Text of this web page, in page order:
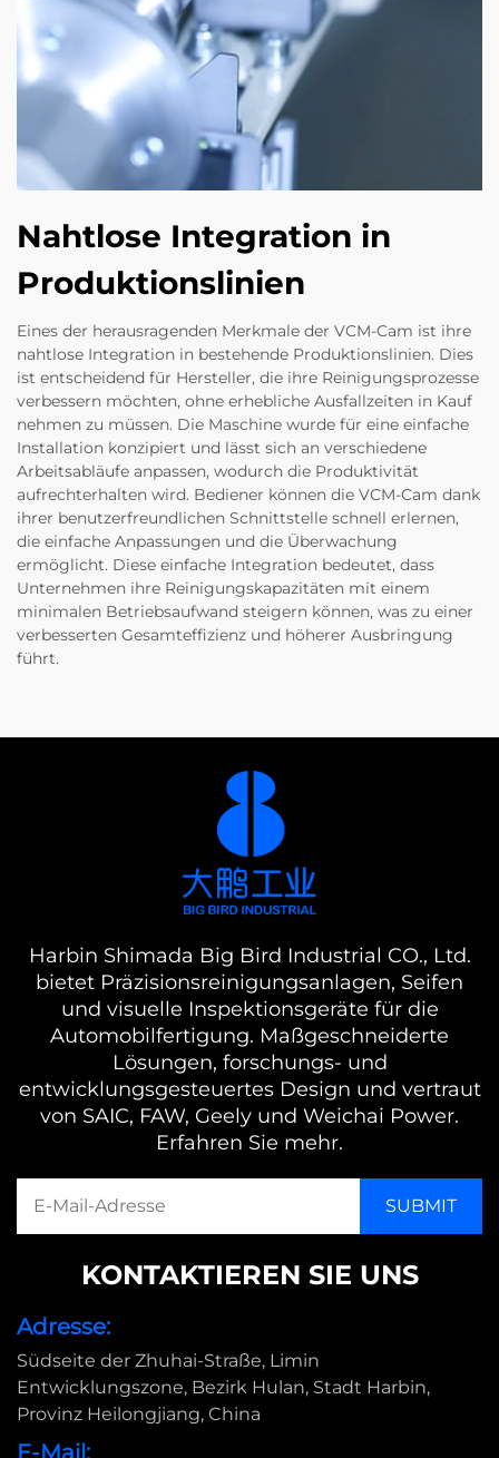
Nahtlose Integration in
Produktionslinien
Eines der herausragenden Merkmale der VCM-Cam ist ihre
nahtlose Integration in bestehende Produktionslinien. Dies
ist entscheidend für Hersteller, die ihre Reinigungsprozesse
verbessern möchten, ohne erhebliche Ausfallzeiten in Kauf
nehmen zu müssen. Die Maschine wurde für eine einfache
Installation konzipiert und lässt sich an verschiedene
Arbeitsabläufe anpassen, wodurch die Produktivität
aufrechterhalten wird. Bediener können die VCM-Cam dank
ihrer benutzerfreundlichen Schnittstelle schnell erlernen,
die einfache Anpassungen und die Überwachung
ermöglicht. Diese einfache Integration bedeutet, dass
Unternehmen ihre Reinigungskapazitäten mit einem
minimalen Betriebsaufwand steigern können, was zu einer
verbesserten Gesamteffizienz und höherer Ausbringung
führt.
Harbin Shimada Big Bird Industrial CO., Ltd.
bietet Präzisionsreinigungsanlagen, Seifen
und visuelle Inspektionsgeräte für die
Automobilfertigung. Maßgeschneiderte
Lösungen, forschungs- und
entwicklungsgesteuertes Design und vertraut
von SAIC, FAW, Geely und Weichai Power.
Erfahren Sie mehr.
KONTAKTIEREN SIE UNS
Adresse:
Südseite der Zhuhai-Straße, Limin
Entwicklungszone, Bezirk Hulan, Stadt Harbin,
Provinz Heilongjiang, China